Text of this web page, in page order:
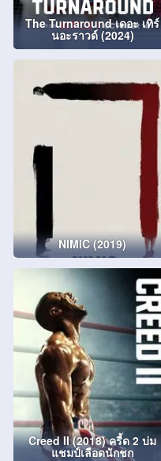
The Turnaround เดอะ เทิร์
นอะราวด์ (2024)
NIMIC (2019)
Creed II (2018) ครี้ด 2 บ่ม
แชมป์เลือดนักชก